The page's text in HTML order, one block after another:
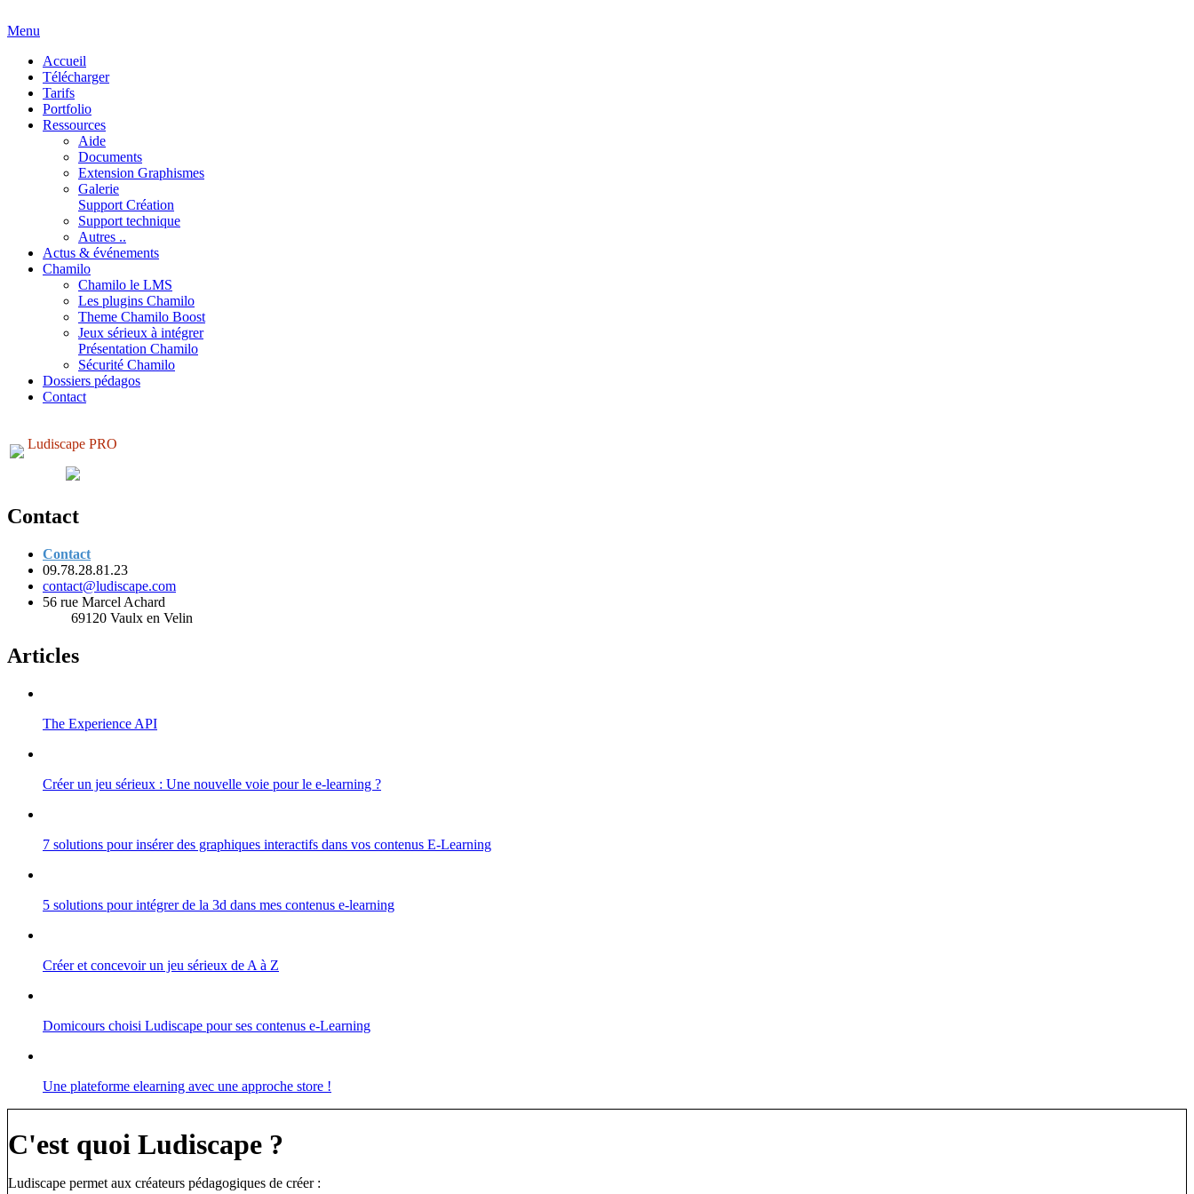
Menu
Accueil
Télécharger
Tarifs
Portfolio
Ressources
Aide
Documents
Extension Graphismes
Galerie
Support Création
Support technique
Autres ..
Actus & événements
Chamilo
Chamilo le LMS
Les plugins Chamilo
Theme Chamilo Boost
Jeux sérieux à intégrer
Présentation Chamilo
Sécurité Chamilo
Dossiers pédagos
Contact
Ludiscape PRO
Contact
Contact
09.78.28.81.23
contact@ludiscape.com
56 rue Marcel Achard
69120 Vaulx en Velin
Articles
The Experience API
Créer un jeu sérieux : Une nouvelle voie pour le e-learning ?
7 solutions pour insérer des graphiques interactifs dans vos contenus E-Learning
5 solutions pour intégrer de la 3d dans mes contenus e-learning
Créer et concevoir un jeu sérieux de A à Z
Domicours choisi Ludiscape pour ses contenus e-Learning
Une plateforme elearning avec une approche store !
C'est quoi Ludiscape ?
Ludiscape permet aux créateurs pédagogiques de créer :